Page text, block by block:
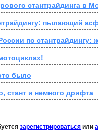
стантрайдинга в
пылающий
по
было
стант и немного дрифта
зарегистрироваться или